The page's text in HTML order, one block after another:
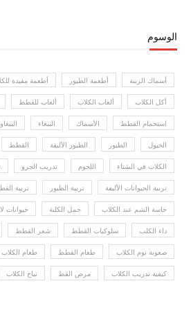
الوسوم
أسماك الزينة أطعمة الطيور أطعمة مفيدة
أكل الكلاب ألعاب الكلاب ألعاب للقطط
استحمام القطط الأسماك الببغاء
الخيول الطيور الطيور الأليفة القطط
الكلاب في الشتاء اللحوم تدريب الجرو
تربية الحيوانات الأليفة تربية الطيور تربية
حاسة الشم عند الكلاب حمل الكلبة حيوانات
داء الكلب سلوكيات القطط شعر القطط
صعوبة نوم الكلاب طعام القطط طعام الكلاب
كيفية تدريب الكلاب مرض القط نباح الكلاب